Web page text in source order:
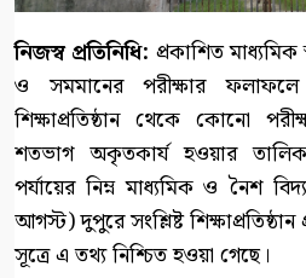
নিজস্ব প্রতিনিধি: প্রকাশিত
ও সমমানের পরীক্ষার ফলাফলে
শিক্ষাপ্রতিষ্ঠান থেকে কোনো
শতভাগ অকৃতকার্য হওয়ার
পর্যায়ের নিম্ন মাধ্যমিক ও নৈশ
আগস্ট) দুপুরে সংশ্লিষ্ট
সূত্রে এ তথ্য নিশ্চিত হওয়া গেছে।